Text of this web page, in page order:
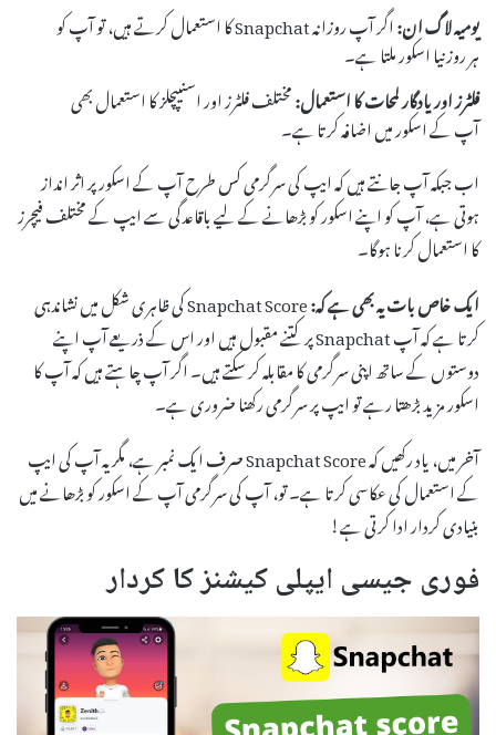
یومیہ لاگ ان:
اگر آپ روزانہ Snapchat کا استعمال کرتے ہیں، تو آپ کو
ہر روز نیا اسکور ملتا ہے۔
فلٹرز اور یادگار لمحات کا استعمال:مختلف فلٹرز اور اسنیپچلز کا استعمال بھی
آپ کے اسکور میں اضافہ کرتا ہے۔
اب جبکہ آپ جانتے ہیں کہ ایپ کی سرگرمی کس طرح آپ کے اسکور پر اثر انداز
ہوتی ہے، آپ کو اپنے اسکور کو بڑھانے کے لیے باقاعدگی سے ایپ کے مختلف فیچرز
کا استعمال کرنا ہوگا۔
ایک خاص بات یہ بھی ہے کہ:
Snapchat Score کی ظاہری شکل میں نشاندہی
کرتا ہے کہ آپ Snapchat پر کتنے مقبول ہیں اور اس کے ذریعے آپ اپنے
دوستوں کے ساتھ اپنی سرگرمی کا مقابلہ کر سکتے ہیں۔ اگر آپ چاہتے ہیں کہ آپ کا
اسکور مزید بڑھتا رہے تو ایپ پر سرگرمی رکھنا ضروری ہے۔
آخر میں، یاد رکھیں کہ Snapchat Score صرف ایک نمبر ہے، مگر یہ آپ کی ایپ
کے استعمال کی عکاسی کرتا ہے۔ تو، آپ کی سرگرمی آپ کے اسکور کو بڑھانے میں
بنیادی کردار ادا کرتی ہے!
فوری جیسی ایپلی کیشنز کا کردار